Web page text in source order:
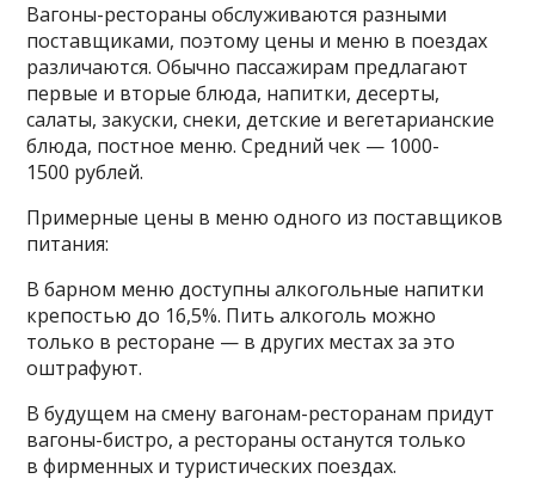
Вагоны-рестораны обслуживаются разными
поставщиками, поэтому цены и меню в поездах
различаются. Обычно пассажирам предлагают
первые и вторые блюда, напитки, десерты,
салаты, закуски, снеки, детские и вегетарианские
блюда, постное меню. Средний чек — 1000-
1500 рублей.
Примерные цены в меню одного из поставщиков
питания:
В барном меню доступны алкогольные напитки
крепостью до 16,5%. Пить алкоголь можно
только в ресторане — в других местах за это
оштрафуют.
В будущем на смену вагонам-ресторанам придут
вагоны-бистро, а рестораны останутся только
в фирменных и туристических поездах.